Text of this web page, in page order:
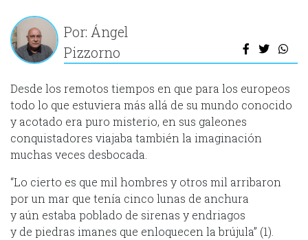
Por: Ángel
Pizzorno
Desde los remotos tiempos en que para los europeos
todo lo que estuviera más allá de su mundo conocido
y acotado era puro misterio, en sus galeones
conquistadores viajaba también la imaginación
muchas veces desbocada.
“Lo cierto es que mil hombres y otros mil arribaron
por un mar que tenía cinco lunas de anchura
y aún estaba poblado de sirenas y endriagos
y de piedras imanes que enloquecen la brújula” (1).